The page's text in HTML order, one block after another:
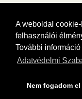
A weboldal
felhasználói
További információ
Adatvédelmi
Nem fogadom el
Tudj meg többet
menü, cégek…. és
MÉDIAAJÁNLÓ